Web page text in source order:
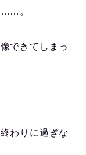
。
できてしまっ
わりに過ぎな